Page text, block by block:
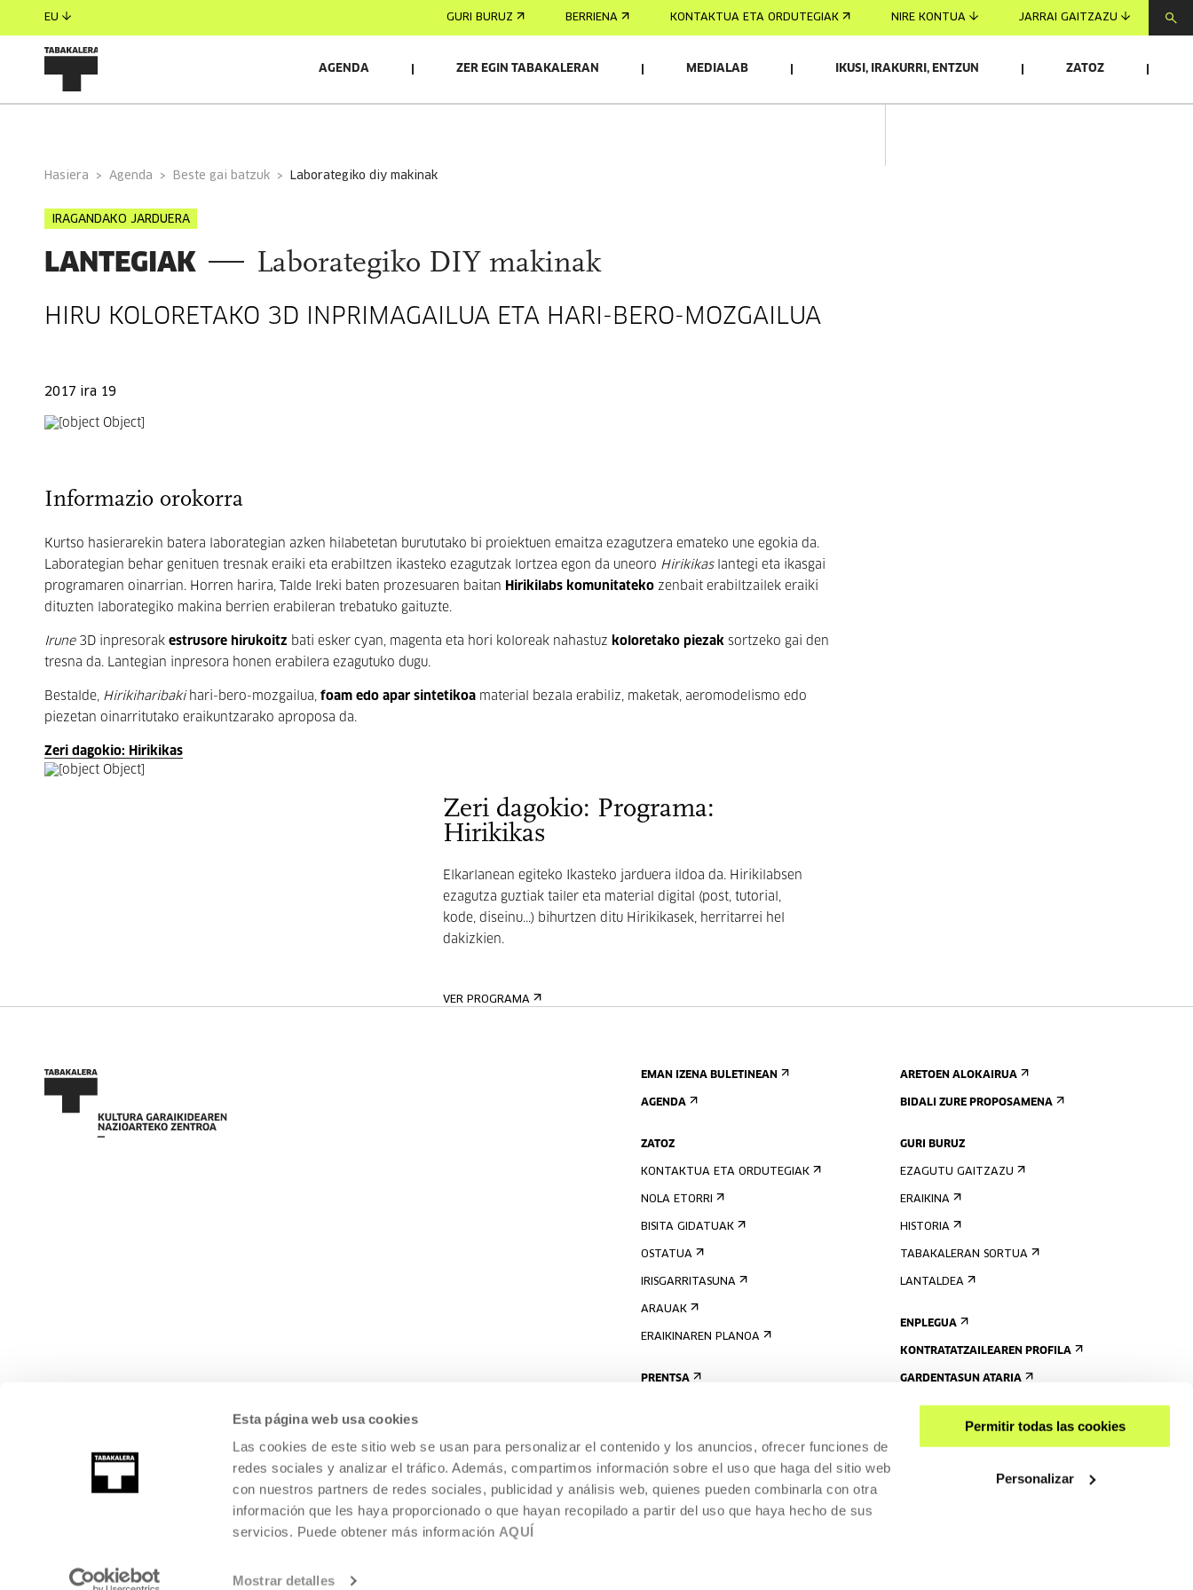
Esta página web usa cookies
Las cookies de este sitio web se usan para personalizar el contenido y los anuncios, ofrecer funciones de
redes sociales y analizar el tráfico. Además, compartimos información sobre el uso que haga del sitio web
con nuestros partners de redes sociales, publicidad y análisis web, quienes pueden combinarla con otra
información que les haya proporcionado o que hayan recopilado a partir del uso que haya hecho de sus
servicios. Puede obtener más información AQUÍ
Mostrar detalles
Permitir todas las cookies
Personalizar
EU GURI BURUZ BERRIENA KONTAKTUA ETA ORDUTEGIAK NIRE KONTUA JARRAI GAITZAZU
AGENDA ZER EGIN TABAKALERAN MEDIALAB IKUSI, IRAKURRI, ENTZUN ZATOZ
Hasiera Agenda Beste gai batzuk laborategiko diy makinak
IRAGANDAKO JARDUERA
LANTEGIAK Laborategiko DIY makinak
HIRU KOLORETAKO 3D INPRIMAGAILUA ETA HARI-BERO-MOZGAILUA
2017 ira 19
Informazio orokorra
Kurtso hasierarekin batera laborategian azken hilabetetan burututako bi proiektuen emaitza ezagutzera emateko une egokia da.
Laborategian behar genituen tresnak eraiki eta erabiltzen ikasteko ezagutzak lortzea egon da uneoro Hirikikas lantegi eta ikasgai
programaren oinarrian. Horren harira, Talde Ireki baten prozesuaren baitan Hirikilabs komunitateko zenbait erabiltzailek eraiki
dituzten laborategiko makina berrien erabileran trebatuko gaituzte.
Irune3D inpresorak estrusore hirukoitz bati esker cyan, magenta eta hori koloreak nahastuz koloretako piezak sortzeko gai den
tresna da. Lantegian inpresora honen erabilera ezagutuko dugu.
Bestalde, Hirikiharibaki hari-bero-mozgailua, foam edo apar sintetikoa material bezala erabiliz, maketak, aeromodelismo edo
piezetan oinarritutako eraikuntzarako aproposa da.
Zeri dagokio: Hirikikas
Zeri dagokio: Programa:
Hirikikas
Elkarlanean egiteko Ikasteko jarduera ildoa da. Hirikilabsen
ezagutza guztiak tailer eta material digital (post, tutorial,
kode, diseinu...) bihurtzen ditu Hirikikasek, herritarrei hel
dakizkien.
VER PROGRAMA
EMAN IZENA BULETINEAN
AGENDA
ZATOZ
KONTAKTUA ETA ORDUTEGIAK
NOLA ETORRI
BISITA GIDATUAK
OSTATUA
IRISGARRITASUNA
ARAUAK
ERAIKINAREN PLANOA
PRENTSA
ARETOEN ALOKAIRUA
BIDALI ZURE PROPOSAMENA
GURI BURUZ
EZAGUTU GAITZAZU
ERAIKINA
HISTORIA
TABAKALERAN SORTUA
LANTALDEA
ENPLEGUA
KONTRATATZAILEAREN PROFILA
GARDENTASUN ATARIA